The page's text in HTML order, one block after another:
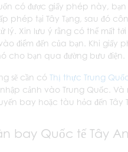
có được giấy phép này,
phép tại Tây Tạng, sau đó
lý. Xin lưu ý rằng có thể mất
điểm đến của bạn. Khi
cho bạn qua đường bưu điện.
sẽ cần có Thị thực Trung
cảnh vào Trung Quốc. Và
bay hoặc tàu hỏa đến Tây
bay Quốc tế Tây